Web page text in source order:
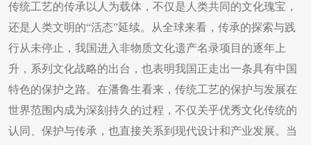
传统工艺的传承以人为载体，不仅是人类共同的文化瑰宝，
还是人类文明的“活态”延续。从全球来看，传承的探索与践
行从未停止，我国进入非物质文化遗产名录项目的逐年上
升，系列文化战略的出台，也表明我国正走出一条具有中国
特色的保护之路。在潘鲁生看来，传统工艺的保护与发展在
世界范围内成为深刻持久的过程，不仅关乎优秀文化传统的
认同、保护与传承，也直接关系到现代设计和产业发展。当